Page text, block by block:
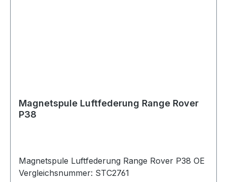
Magnetspule Luftfederung Range Rover
P38
Magnetspule Luftfederung Range Rover P38 OE
Vergleichsnummer: STC2761